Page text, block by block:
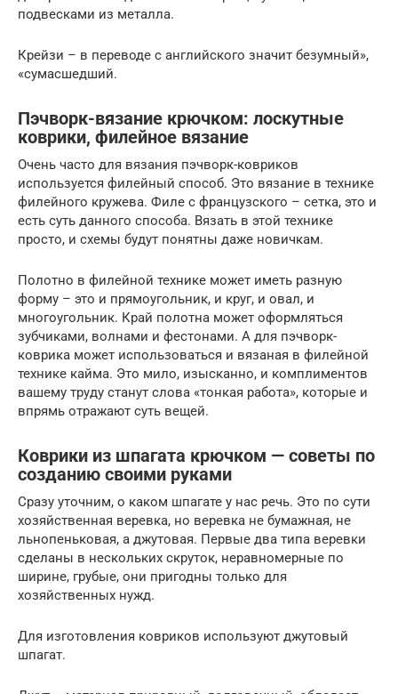
подвесками из металла.
Крейзи – в переводе с английского значит безумный»,
«сумасшедший.
Пэчворк-вязание крючком: лоскутные
коврики, филейное вязание
Очень часто для вязания пэчворк-ковриков
используется филейный способ. Это вязание в технике
филейного кружева. Филе с французского – сетка, это и
есть суть данного способа. Вязать в этой технике
просто, и схемы будут понятны даже новичкам.
Полотно в филейной технике может иметь разную
форму – это и прямоугольник, и круг, и овал, и
многоугольник. Край полотна может оформляться
зубчиками, волнами и фестонами. А для пэчворк-
коврика может использоваться и вязаная в филейной
технике кайма. Это мило, изысканно, и комплиментов
вашему труду станут слова «тонкая работа», которые и
впрямь отражают суть вещей.
Коврики из шпагата крючком — советы по
созданию своими руками
Сразу уточним, о каком шпагате у нас речь. Это по сути
хозяйственная веревка, но веревка не бумажная, не
льнопеньковая, а джутовая. Первые два типа веревки
сделаны в нескольких скруток, неравномерные по
ширине, грубые, они пригодны только для
хозяйственных нужд.
Для изготовления ковриков используют джутовый
шпагат.